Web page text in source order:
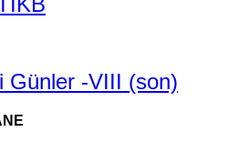
Günler -VIII (son)